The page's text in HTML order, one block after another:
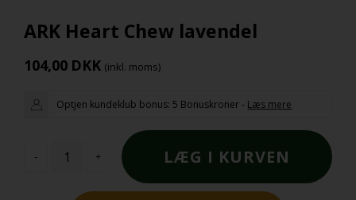
ARK Heart Chew lavendel
104,00 DKK (inkl. moms)
Optjen kundeklub bonus: 5 Bonuskroner - Læs mere
- +